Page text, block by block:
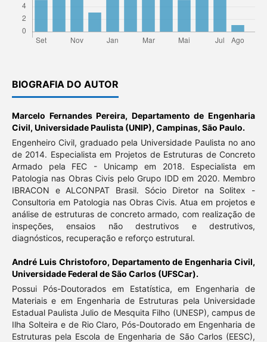
BIOGRAFIA DO AUTOR
Marcelo Fernandes Pereira, Departamento de Engenharia
Civil, Universidade Paulista (UNIP), Campinas, São Paulo.
Engenheiro Civil, graduado pela Universidade Paulista no ano
de 2014. Especialista em Projetos de Estruturas de Concreto
Armado pela FEC - Unicamp em 2018. Especialista em
Patologia nas Obras Civis pelo Grupo IDD em 2020. Membro
IBRACON e ALCONPAT Brasil. Sócio Diretor na Solitex -
Consultoria em Patologia nas Obras Civis. Atua em projetos e
análise de estruturas de concreto armado, com realização de
inspeções, ensaios não destrutivos e destrutivos,
diagnósticos, recuperação e reforço estrutural.
André Luis Christoforo, Departamento de Engenharia Civil,
Universidade Federal de São Carlos (UFSCar).
Possui Pós-Doutorados em Estatística, em Engenharia de
Materiais e em Engenharia de Estruturas pela Universidade
Estadual Paulista Julio de Mesquita Filho (UNESP), campus de
Ilha Solteira e de Rio Claro, Pós-Doutorado em Engenharia de
Estruturas pela Escola de Engenharia de São Carlos (EESC),